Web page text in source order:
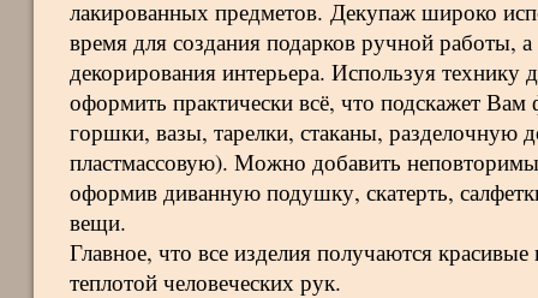
лакированных предметов. Декупаж широко
время для создания подарков ручной работы, а
декорирования интерьера. Используя
оформить практически всё, что подскажет Вам
горшки, вазы, тарелки, стаканы, разделочную
пластмассовую). Можно добавить
оформив диванную подушку, скатерть,
вещи.
Главное, что все изделия получаются
теплотой человеческих рук.